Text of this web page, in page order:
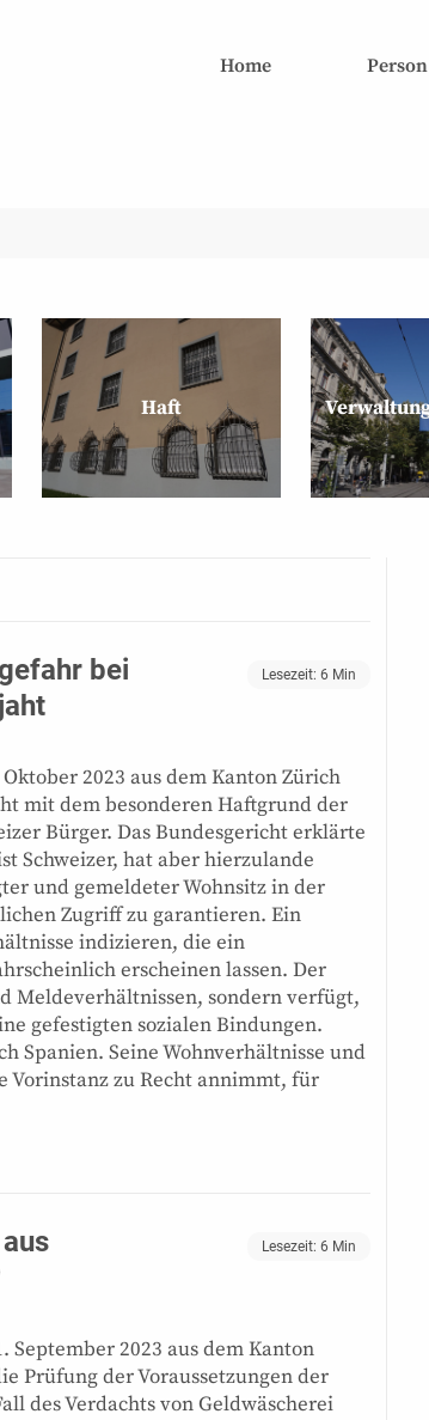
Home Person
Haft
bei
Lesezeit: 6 Min
2023 aus dem Kanton Zürich
mit dem besonderen Haftgrund der
Bürger. Das Bundesgericht erklärte
Schweizer, hat aber hierzulande
und gemeldeter Wohnsitz in der
Zugriff zu garantieren. Ein
indizieren, die ein
erscheinen lassen. Der
Meldeverhältnissen, sondern verfügt,
gefestigten sozialen Bindungen.
Spanien. Seine Wohnverhältnisse und
Vorinstanz zu Recht annimmt, für
Lesezeit: 6 Min
September 2023 aus dem Kanton
Prüfung der Voraussetzungen der
des Verdachts von Geldwäscherei